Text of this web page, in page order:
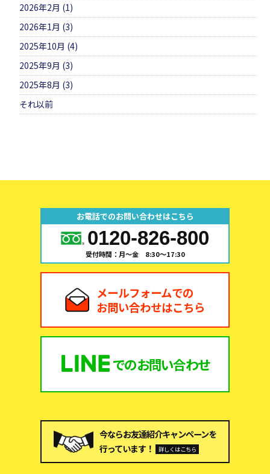
2026年2月 (1)
2026年1月 (3)
2025年10月 (4)
2025年9月 (3)
2025年8月 (3)
それ以前
お電話でのお問い合わせはこちら
0120-826-800
受付時間：月～金 8:30～17:30
メールフォームでの
お問い合わせはこちら
でのお問い合わせ
今ならお友達紹介キャンペーンを
行っています！
詳しくはこちら